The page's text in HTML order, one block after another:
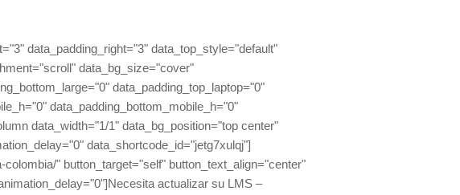
data_padding_right="3" data_top_style="default"
data_bg_size="cover"
data_padding_top_laptop="0"
data_padding_bottom_mobile_h="0"
data_width="1/1" data_bg_position="top center"
data_shortcode_id="jetg7xulqj"]
" button_target="self" button_text_align="center"
actualizar su LMS –